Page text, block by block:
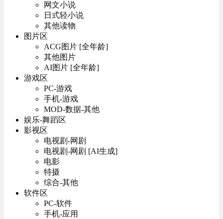
网文小说
日式轻小说
其他读物
图片区
ACG图片 [全年龄]
其他图片
AI图片 [全年龄]
游戏区
PC-游戏
手机-游戏
MOD-数据-其他
娱乐-舞蹈区
影视区
电视剧-网剧
电视剧-网剧 [AI生成]
电影
特摄
综合-其他
软件区
PC-软件
手机-应用